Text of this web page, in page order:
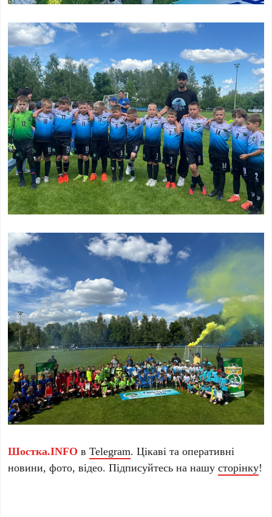
Шостка.INFO вTelegram. Цікаві та оперативні
новини, фото, відео. Підписуйтесь на нашусторінку!